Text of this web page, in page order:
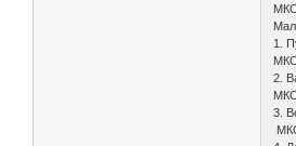
1.
2.
3.